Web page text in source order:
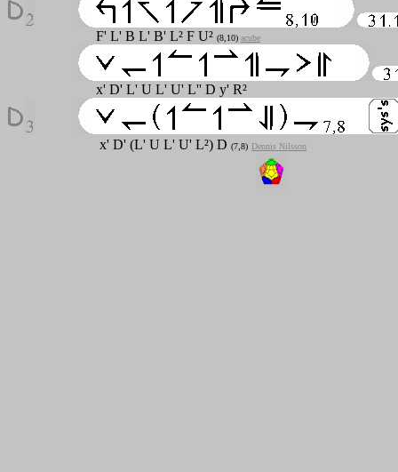
F' L' B L' B' L² F U² (8,10) acube
x' D' L' U L' U' L'' D y' R²
x' D' (L' U L' U' L²) D (7,8) Dennis Nilsson